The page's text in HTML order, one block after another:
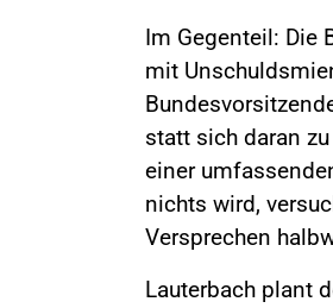
Im Gegenteil: Die
mit
statt sich daran
einer
nichts wird,
Versprechen
Lauterbach plant